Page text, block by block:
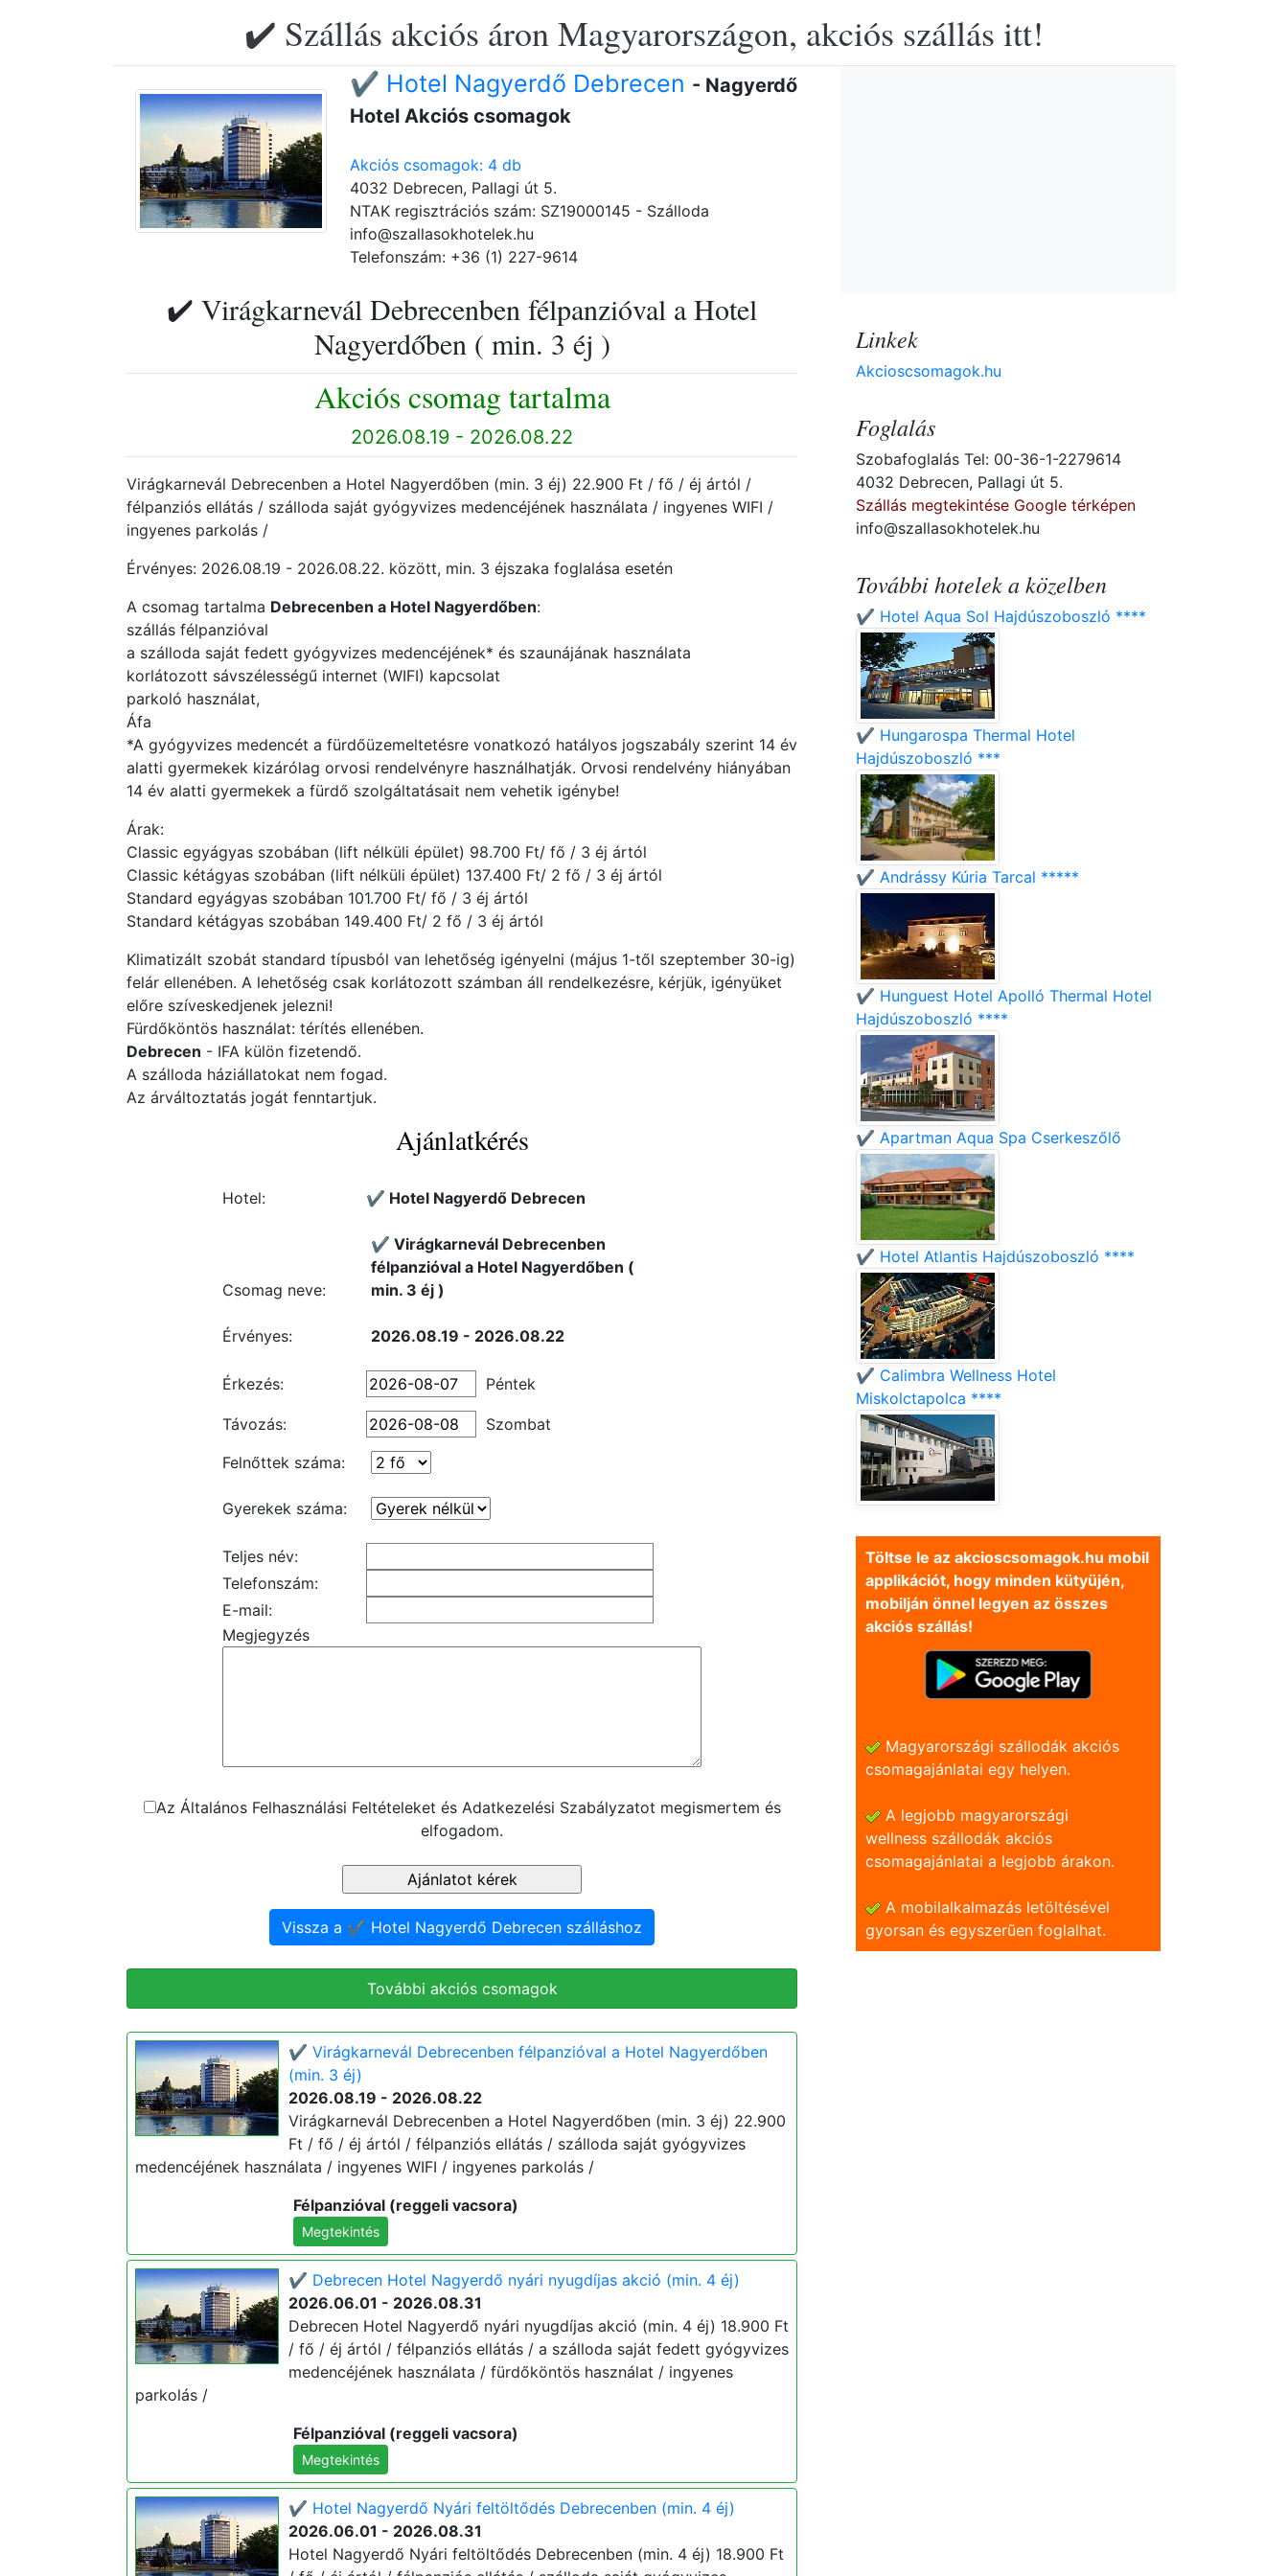
✔️ Szállás akciós áron Magyarországon, akciós szállás itt!
✔️ Hotel Nagyerdő Debrecen - Nagyerdő
Hotel Akciós csomagok
Akciós csomagok: 4 db
4032 Debrecen, Pallagi út 5.
NTAK regisztrációs szám: SZ19000145 - Szálloda
info@szallasokhotelek.hu
Telefonszám: +36 (1) 227-9614
✔️ Virágkarnevál Debrecenben félpanzióval a Hotel
Nagyerdőben ( min. 3 éj )
Akciós csomag tartalma
2026.08.19 - 2026.08.22
Virágkarnevál Debrecenben a Hotel Nagyerdőben (min. 3 éj) 22.900 Ft / fő / éj ártól /
félpanziós ellátás / szálloda saját gyógyvizes medencéjének használata / ingyenes WIFI /
ingyenes parkolás /
Érvényes: 2026.08.19 - 2026.08.22. között, min. 3 éjszaka foglalása esetén
A csomag tartalma Debrecenben a Hotel Nagyerdőben:
szállás félpanzióval
a szálloda saját fedett gyógyvizes medencéjének* és szaunájának használata
korlátozott sávszélességű internet (WIFI) kapcsolat
parkoló használat,
Áfa
*A gyógyvizes medencét a fürdőüzemeltetésre vonatkozó hatályos jogszabály szerint 14 év
alatti gyermekek kizárólag orvosi rendelvényre használhatják. Orvosi rendelvény hiányában
14 év alatti gyermekek a fürdő szolgáltatásait nem vehetik igénybe!
Árak:
Classic egyágyas szobában (lift nélküli épület) 98.700 Ft/ fő / 3 éj ártól
Classic kétágyas szobában (lift nélküli épület) 137.400 Ft/ 2 fő / 3 éj ártól
Standard egyágyas szobában 101.700 Ft/ fő / 3 éj ártól
Standard kétágyas szobában 149.400 Ft/ 2 fő / 3 éj ártól
Klimatizált szobát standard típusból van lehetőség igényelni (május 1-től szeptember 30-ig)
felár ellenében. A lehetőség csak korlátozott számban áll rendelkezésre, kérjük, igényüket
előre szíveskedjenek jelezni!
Fürdőköntös használat: térítés ellenében.
Debrecen - IFA külön fizetendő.
A szálloda háziállatokat nem fogad.
Az árváltoztatás jogát fenntartjuk.
Ajánlatkérés
Hotel: ✔️ Hotel Nagyerdő Debrecen
Csomag neve:
✔️ Virágkarnevál Debrecenben
félpanzióval a Hotel Nagyerdőben (
min. 3 éj )
Érvényes: 2026.08.19 - 2026.08.22
Érkezés: Péntek
Távozás:
Szombat
Felnőttek száma:
Gyerekek száma:
Teljes név:
Telefonszám:
E-mail:
Megjegyzés
Az Általános Felhasználási Feltételeket és Adatkezelési Szabályzatot megismertem és
elfogadom.
Vissza a ✔️ Hotel Nagyerdő Debrecen szálláshoz
További akciós csomagok
✔️ Virágkarnevál Debrecenben félpanzióval a Hotel Nagyerdőben
(min. 3 éj)
2026.08.19 - 2026.08.22
Virágkarnevál Debrecenben a Hotel Nagyerdőben (min. 3 éj) 22.900
Ft / fő / éj ártól / félpanziós ellátás / szálloda saját gyógyvizes
medencéjének használata / ingyenes WIFI / ingyenes parkolás /
Félpanzióval (reggeli vacsora)
Megtekintés
✔️ Debrecen Hotel Nagyerdő nyári nyugdíjas akció (min. 4 éj)
2026.06.01 - 2026.08.31
Debrecen Hotel Nagyerdő nyári nyugdíjas akció (min. 4 éj) 18.900 Ft
/ fő / éj ártól / félpanziós ellátás / a szálloda saját fedett gyógyvizes
medencéjének használata / fürdőköntös használat / ingyenes
parkolás /
Félpanzióval (reggeli vacsora)
Megtekintés
✔️ Hotel Nagyerdő Nyári feltöltődés Debrecenben (min. 4 éj)
2026.06.01 - 2026.08.31
Hotel Nagyerdő Nyári feltöltődés Debrecenben (min. 4 éj) 18.900 Ft
Linkek
Akcioscsomagok.hu
Foglalás
Szobafoglalás Tel: 00-36-1-2279614
4032 Debrecen, Pallagi út 5.
Szállás megtekintése Google térképen
info@szallasokhotelek.hu
További hotelek a közelben
✔️ Hotel Aqua Sol Hajdúszoboszló ****
✔️ Hungarospa Thermal Hotel
Hajdúszoboszló ***
✔️ Andrássy Kúria Tarcal *****
✔️ Hunguest Hotel Apolló Thermal Hotel
Hajdúszoboszló ****
✔️ Apartman Aqua Spa Cserkeszőlő
✔️ Hotel Atlantis Hajdúszoboszló ****
✔️ Calimbra Wellness Hotel
Miskolctapolca ****
Töltse le az akcioscsomagok.hu mobil
applikációt, hogy minden kütyüjén,
mobilján önnel legyen az összes
akciós szállás!
Magyarországi szállodák akciós
csomagajánlatai egy helyen.
A legjobb magyarországi
wellness szállodák akciós
csomagajánlatai a legjobb árakon.
A mobilalkalmazás letöltésével
gyorsan és egyszerũen foglalhat.